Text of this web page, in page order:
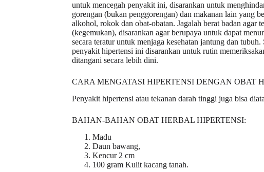
untuk mencegah penyakit ini, disarankan untuk
gorengan (bukan penggorengan) dan makanan lain yang
alkohol, rokok dan obat-obatan. Jagalah berat badan agar
(kegemukan), disarankan agar berupaya untuk dapat
secara teratur untuk menjaga kesehatan jantung dan
penyakit hipertensi ini disarankan untuk rutin
ditangani secara lebih dini.
CARA MENGATASI HIPERTENSI DENGAN OBAT
Penyakit hipertensi atau tekanan darah tinggi juga bisa
BAHAN-BAHAN OBAT HERBAL HIPERTENSI:
Madu
Daun bawang,
Kencur 2 cm
100 gram Kulit kacang tanah.